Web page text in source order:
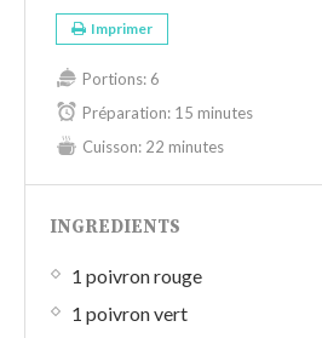
Imprimer
Portions: 6
Préparation: 15 minutes
Cuisson: 22 minutes
INGREDIENTS
1 poivron rouge
1 poivron vert